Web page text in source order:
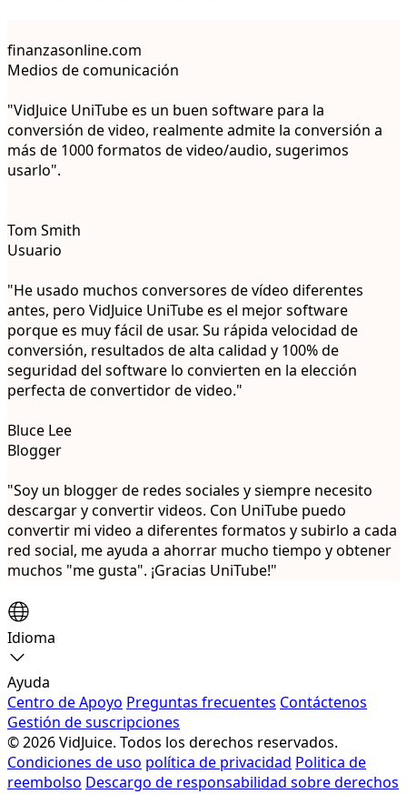
finanzasonline.com
Medios de comunicación
"VidJuice UniTube es un buen software para la
conversión de video, realmente admite la conversión a
más de 1000 formatos de video/audio, sugerimos
usarlo".
Tom Smith
Usuario
"He usado muchos conversores de vídeo diferentes
antes, pero VidJuice UniTube es el mejor software
porque es muy fácil de usar. Su rápida velocidad de
conversión, resultados de alta calidad y 100% de
seguridad del software lo convierten en la elección
perfecta de convertidor de video."
Bluce Lee
Blogger
"Soy un blogger de redes sociales y siempre necesito
descargar y convertir videos. Con UniTube puedo
convertir mi video a diferentes formatos y subirlo a cada
red social, me ayuda a ahorrar mucho tiempo y obtener
muchos "me gusta". ¡Gracias UniTube!"
Idioma
Ayuda
Centro de Apoyo Preguntas frecuentes Contáctenos
Gestión de suscripciones
© 2026 VidJuice. Todos los derechos reservados.
Condiciones de uso política de privacidad Politica de
reembolso Descargo de responsabilidad sobre derechos